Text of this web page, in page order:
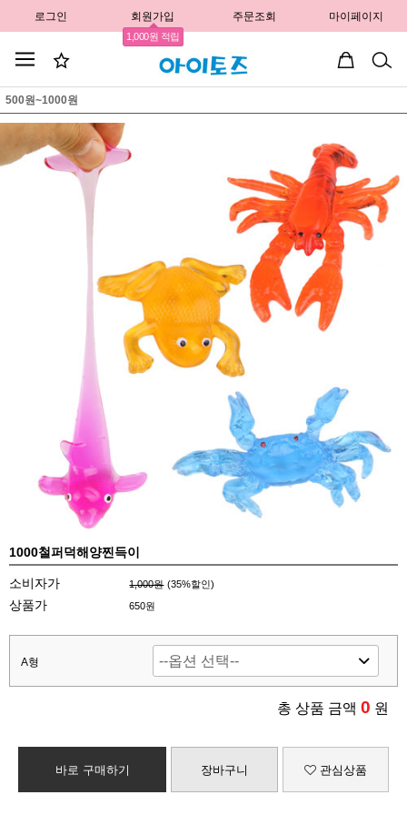
로그인 회원가입
1,000원 적립
주문조회 마이페이지
500원~1000원
1000철퍼덕해양찐득이
소비자가 1,000원 (35%할인)
상품가 650원
A형
총 상품 금액 0 원
바로 구매하기 장바구니 관심상품